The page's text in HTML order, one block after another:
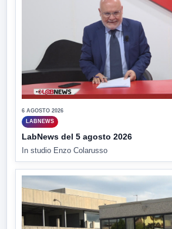
6 AGOSTO 2026
LABNEWS
LabNews del 5 agosto 2026
In studio Enzo Colarusso